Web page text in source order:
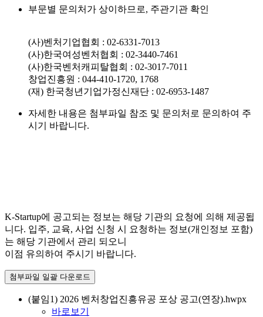
부문별 문의처가 상이하므로, 주관기관 확인
(사)벤처기업협회 : 02-6331-7013
(사)한국여성벤처협회 : 02-3440-7461
(사)한국벤처캐피탈협회 : 02-3017-7011
창업진흥원 : 044-410-1720, 1768
(재) 한국청년기업가정신재단 : 02-6953-1487
자세한 내용은 첨부파일 참조 및 문의처로 문의하여 주
시기 바랍니다.
K-Startup에 공고되는 정보는 해당 기관의 요청에 의해 제공됩
니다. 입주, 교육, 사업 신청 시 요청하는 정보(개인정보 포함)
는 해당 기관에서 관리 되오니
이점 유의하여 주시기 바랍니다.
첨부파일 일괄 다운로드
(붙임1) 2026 벤처창업진흥유공 포상 공고(연장).hwpx
바로보기